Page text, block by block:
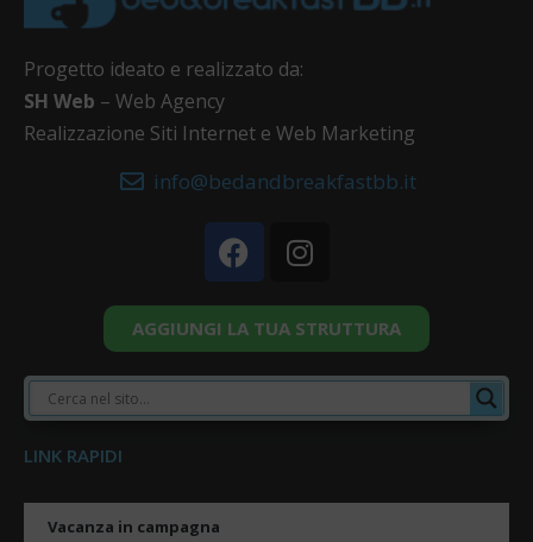
Progetto ideato e realizzato da:
SH Web – Web Agency
Realizzazione Siti Internet e Web Marketing
info@bedandbreakfastbb.it
AGGIUNGI LA TUA STRUTTURA
LINK RAPIDI
Vacanza in campagna